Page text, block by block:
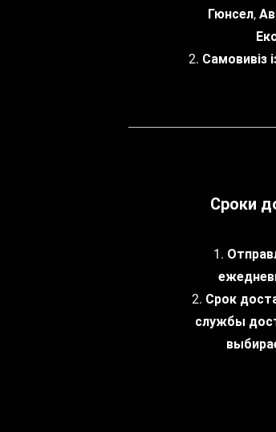
Гюнсел,
2. Самовивіз
Сроки
1.
2. Срок
службы